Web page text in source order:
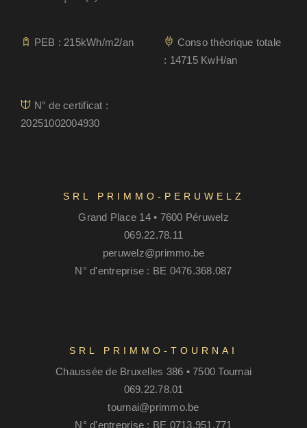
PEB : 215kWh/m2/an
Conso théorique totale
: 14715 KwH/an
N° de certificat :
20251002004930
SRL PRIMMO-PERUWELZ
Grand Place 14 • 7600 Péruwelz
069.22.78.11
peruwelz@primmo.be
N° d'entreprise : BE 0476.368.087
SRL PRIMMO-TOURNAI
Chaussée de Bruxelles 386 • 7500 Tournai
069.22.78.01
tournai@primmo.be
N° d'entreprise : BE 0713.951.771